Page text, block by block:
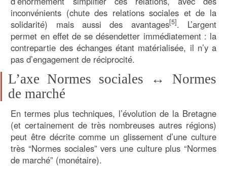
inconvénients (chute des relations sociales et de la
solidarité) mais aussi des avantages[5]. L’argent
permet en effet de se désendetter immédiatement : la
contrepartie des échanges étant matérialisée, il n’y a
pas d’engagement de réciprocité.
L’axe Normes sociales ↔ Normes
de marché
En termes plus techniques, l’évolution de la Bretagne
(et certainement de très nombreuses autres régions)
peut être décrite comme un glissement d’une culture
très “Normes sociales” vers une culture plus “Normes
de marché” (monétaire).